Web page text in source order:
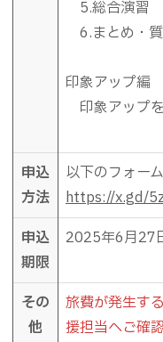
5.総合演習
6.まとめ・
印象アップ
印象アップ
申込
方法
以下のフォー
https://x.gd/
申込
期限
2025年6月27
その
他
旅費が発生す
援担当へご確